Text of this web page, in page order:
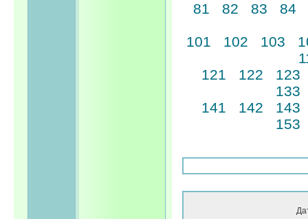
81 82 83 84
101 102 103
121
122
123
133
141
142
143
153